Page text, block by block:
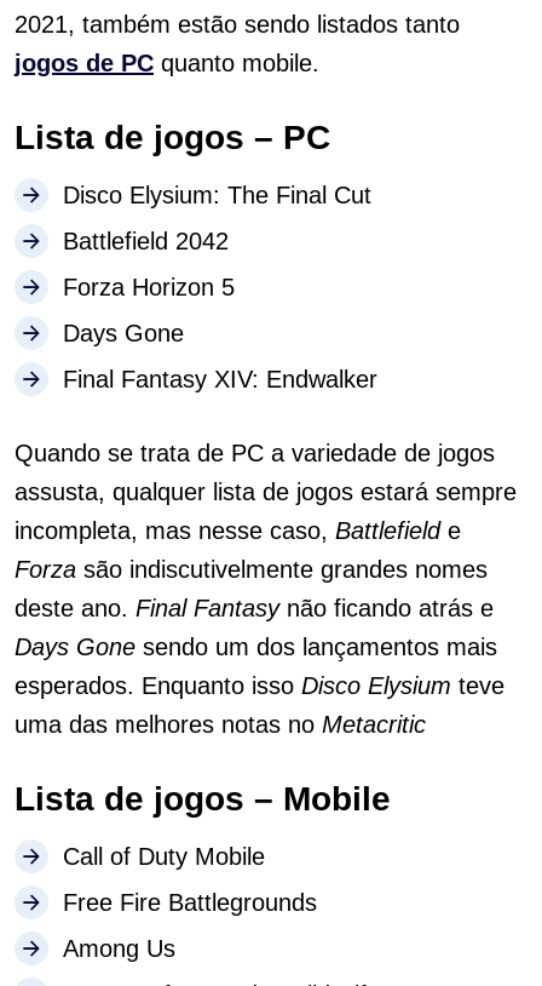
2021, também estão sendo listados tanto
jogos de PC quanto mobile.
Lista de jogos – PC
Disco Elysium: The Final Cut
Battlefield 2042
Forza Horizon 5
Days Gone
Final Fantasy XIV: Endwalker
Quando se trata de PC a variedade de jogos
assusta, qualquer lista de jogos estará sempre
incompleta, mas nesse caso, Battlefielde
Forza são indiscutivelmente grandes nomes
deste ano. Final Fantasynão ficando atrás e
Days Gone sendo um dos lançamentos mais
esperados. Enquanto isso Disco Elysium teve
uma das melhores notas no Metacritic
Lista de jogos – Mobile
Call of Duty Mobile
Free Fire Battlegrounds
Among Us